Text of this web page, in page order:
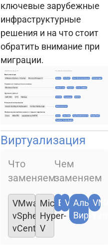
ключевые зарубежные
инфраструктурные
решения и на что стоит
обратить внимание при
миграции.
Виртуализация
Что
заменяем
VMware
vSphere /
vCenter
Microsoft
Hyper-
V
Чем
заменяем
Базис
VK Tech
Альт